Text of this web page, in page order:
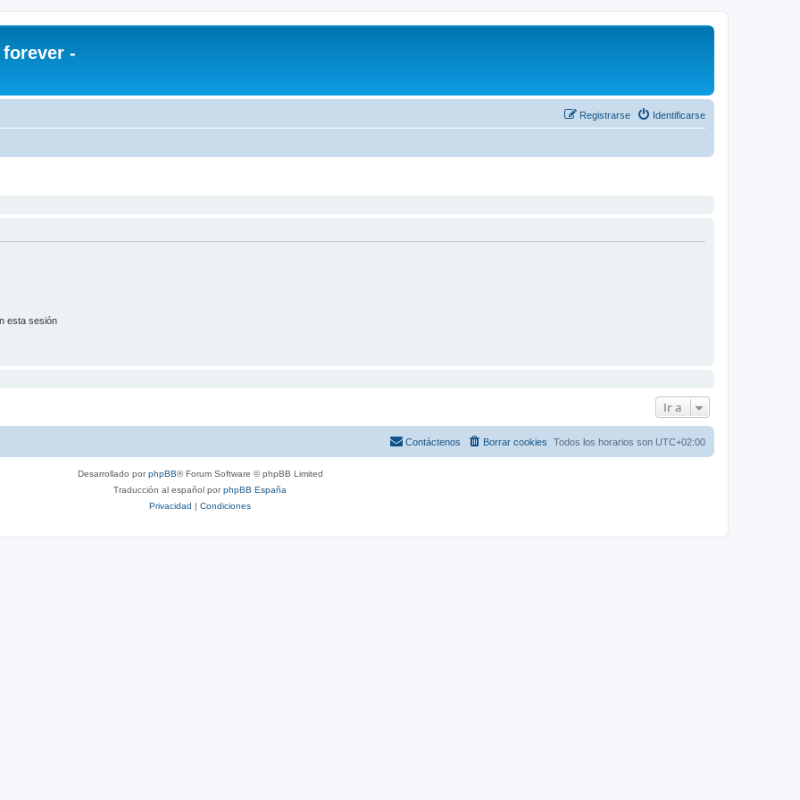
forever -
Identificarse
Registrarse
esta sesión
Ir a
Todos los horarios son UTC+02:00
Borrar cookies
Contáctenos
Desarrollado porphpBB® Forum Software © phpBB Limited
Traducción al español porphpBB España
Privacidad | Condiciones